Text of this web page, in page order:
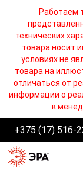
Работаем
технических
товара носит
условиях не
товара на
отличаться от
информации о
к
+375 (17) 516-